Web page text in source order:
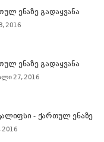
ენაზე გადაყვანა
2016
ენაზე გადაყვანა
27, 2016
- ქართულ ენაზე
2016